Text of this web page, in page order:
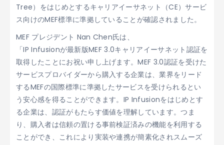
Tree）をはじめとするキャリアイーサネット（CE）サービ
ス向けのMEF標準に準拠していることが確認されました。
MEF プレジデント Nan Chen氏は、
「IP Infusionが最新版MEF 3.0キャリアイーサネット認証を
取得したことにお祝い申し上げます。MEF 3.0認証を受けた
サービスプロバイダーから購入する企業は、業界をリード
するMEFの国際標準に準拠したサービスを受けられるとい
う安心感を得ることができます。IP Infusionをはじめとす
る企業は、認証がもたらす価値を理解しています。つま
り、購入者は信頼の置ける事前検証済みの機能を利用する
ことができ、これにより実装や連携が簡素化されスムーズ